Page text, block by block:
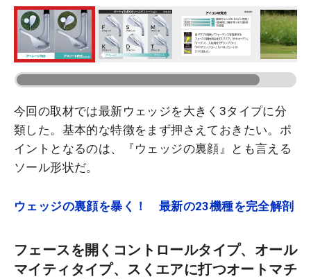
今回の取材では最新ウェッジを大きく3タイプに分
類した。基本的な特徴をまず押さえておきたい。ポ
イントとなるのは、『ウェッジの裏顔』とも言える
ソール形状だ。
ウェッジの裏顔を暴く！ 最新の23機種を完全解剖
フェースを開くコントロールタイプ、オール
マイティタイプ、スくエアに打つオートマチ